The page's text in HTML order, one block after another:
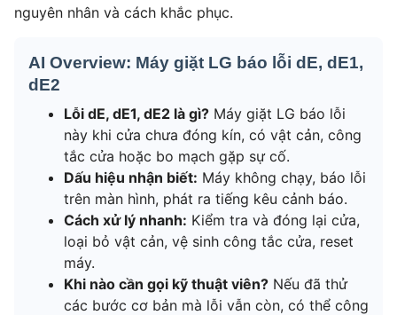
nguyên nhân và cách khắc phục.
AI Overview: Máy giặt LG báo lỗi dE, dE1,
dE2
Lỗi dE, dE1, dE2 là gì? Máy giặt LG báo lỗi
này khi cửa chưa đóng kín, có vật cản, công
tắc cửa hoặc bo mạch gặp sự cố.
Dấu hiệu nhận biết: Máy không chạy, báo lỗi
trên màn hình, phát ra tiếng kêu cảnh báo.
Cách xử lý nhanh: Kiểm tra và đóng lại cửa,
loại bỏ vật cản, vệ sinh công tắc cửa, reset
máy.
Khi nào cần gọi kỹ thuật viên? Nếu đã thử
các bước cơ bản mà lỗi vẫn còn, có thể công